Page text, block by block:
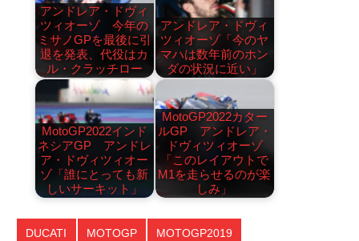
アンドレア・ドヴィ
ツィオーゾ 今年の
ミサノGPを最後に引
退を発表、代役はカ
ル・クラッチロー
アンドレア・ドヴィ
ツィオーゾ「今のヤ
マハは数年前のホン
ダの状況に近い」
MotoGP2022インド
ネシアGP アンドレ
ア・ドヴィツィオー
ゾ「誰にとっても新
しいサーキット」
MotoGP2022カター
ルGP アンドレア・
ドヴィツィオーゾ
「このレイアウトで
M1を走らせるのが楽
しみ」
DUCATI MOTOGP MOTOGP2019